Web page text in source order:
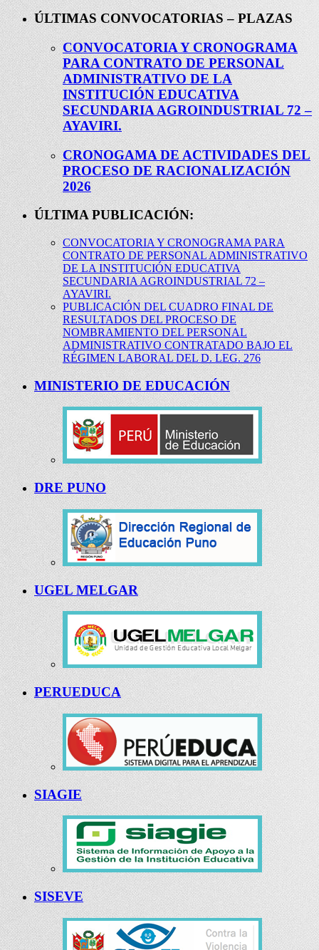
ÚLTIMAS CONVOCATORIAS – PLAZAS
CONVOCATORIA Y CRONOGRAMA
PARA CONTRATO DE PERSONAL
ADMINISTRATIVO DE LA
INSTITUCIÓN EDUCATIVA
SECUNDARIA AGROINDUSTRIAL 72 –
AYAVIRI.
CRONOGAMA DE ACTIVIDADES DEL
PROCESO DE RACIONALIZACIÓN
2026
ÚLTIMA PUBLICACIÓN:
CONVOCATORIA Y CRONOGRAMA PARA
CONTRATO DE PERSONAL ADMINISTRATIVO
DE LA INSTITUCIÓN EDUCATIVA
SECUNDARIA AGROINDUSTRIAL 72 –
AYAVIRI.
PUBLICACIÓN DEL CUADRO FINAL DE
RESULTADOS DEL PROCESO DE
NOMBRAMIENTO DEL PERSONAL
ADMINISTRATIVO CONTRATADO BAJO EL
RÉGIMEN LABORAL DEL D. LEG. 276
MINISTERIO DE EDUCACIÓN
DRE PUNO
UGEL MELGAR
PERUEDUCA
SIAGIE
SISEVE